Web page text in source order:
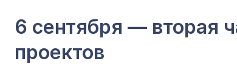
6 сентября — вторая
проектов